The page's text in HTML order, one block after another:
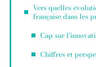
Vers quelles
française dans les
Cap sur
Chiffres et